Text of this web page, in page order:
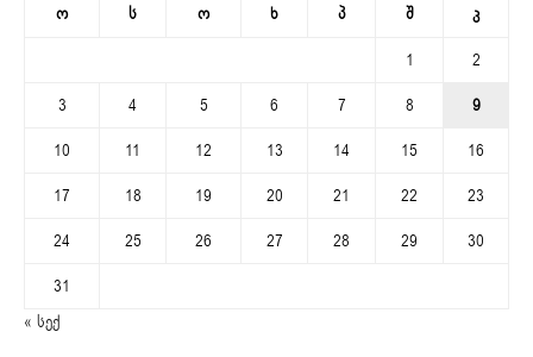
ო ს ო ხ პ შ კ
1
2
3
4 5 6 7 8
9
10
11 12 13 14 15
16
17
18 19 20 21 22
23
24
25 26 27 28 29
30
31
« სექ